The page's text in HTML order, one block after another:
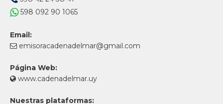
598 092 90 1065
Email:
emisoracadenadelmar@gmail.com
Página Web:
www.cadenadelmar.uy
Nuestras plataformas: